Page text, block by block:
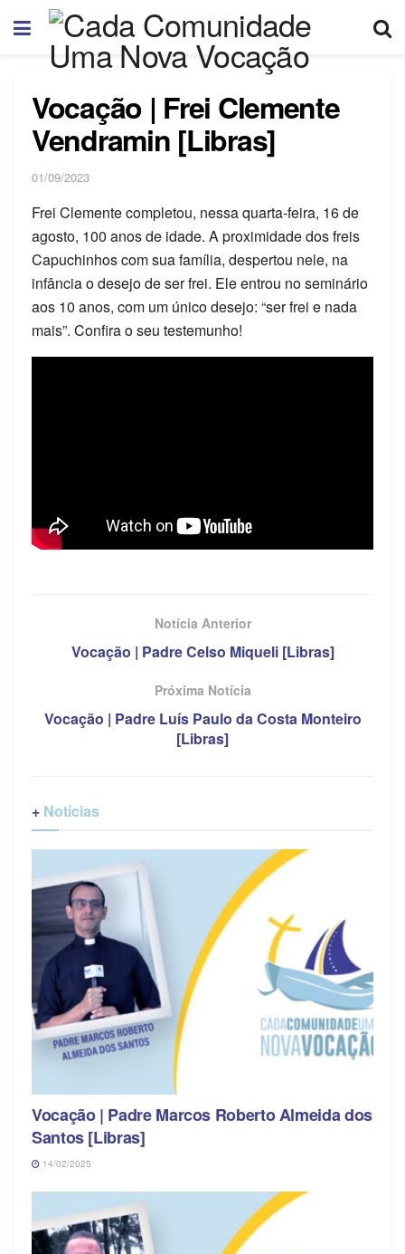
Vocação | Frei Clemente
Vendramin [Libras]
01/09/2023
Frei Clemente completou, nessa quarta-feira, 16 de
agosto, 100 anos de idade. A proximidade dos freis
Capuchinhos com sua família, despertou nele, na
infância o desejo de ser frei. Ele entrou no seminário
aos 10 anos, com um único desejo: “ser frei e nada
mais”. Confira o seu testemunho!
Notícia Anterior
Vocação | Padre Celso Miqueli [Libras]
Próxima Notícia
Vocação | Padre Luís Paulo da Costa Monteiro
[Libras]
+ Notícias
Vocação | Padre Marcos Roberto Almeida dos
Santos [Libras]
14/02/2025